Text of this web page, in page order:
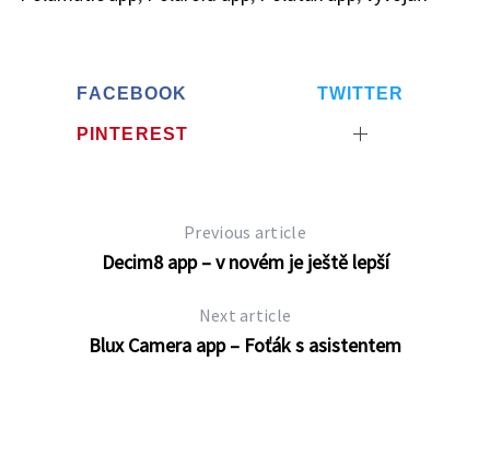
FACEBOOK TWITTER
PINTEREST
Previous article
Decim8 app – v novém je ještě lepší
Next article
Blux Camera app – Foťák s asistentem